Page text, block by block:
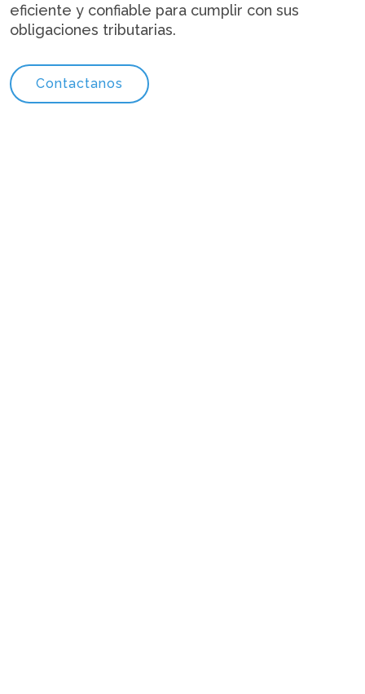
eficiente y confiable para cumplir con sus
obligaciones tributarias.
Contactanos